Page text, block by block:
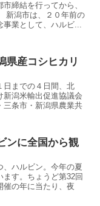
締結を行ってから、
新潟市は、２０年前の
事業として、ハルビ...
県産コシヒカリ
日までの４日間、北
新潟米輸出促進協議会
三条市・新潟県農業共
ンに全国から観
、ハルビン。今年の夏
ます。ちょうど第32回
催の年に当たり、夜